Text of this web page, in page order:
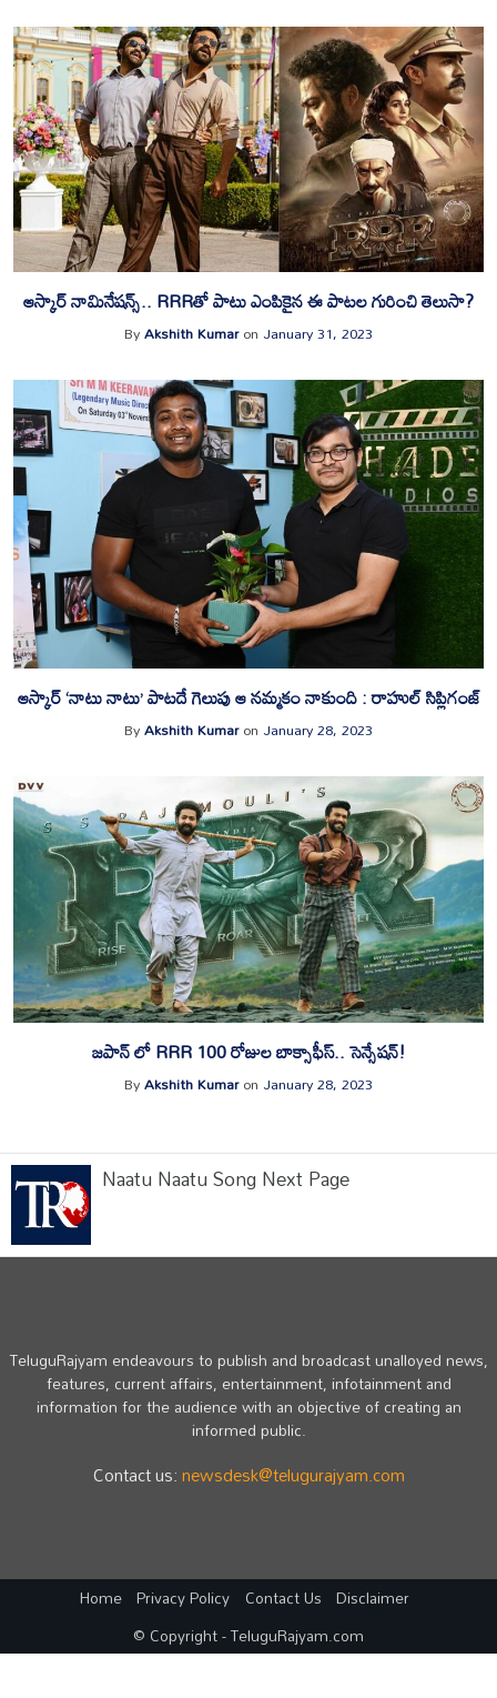
ఆస్కార్​ నామినేషన్స్​.. RRRతో పాటు ఎంపికైన ఈ పాటల గురించి తెలుసా?
ByAkshith Kumaron January 31, 2023
ఆస్కార్ ‘నాటు నాటు’ పాటదే గెలుపు ఆ నమ్మకం నాకుంది : రాహుల్ సిప్లిగంజ్
ByAkshith Kumaron January 28, 2023
జపాన్ లో RRR 100 రోజుల బాక్సాఫీస్.. సెన్సేషన్!
ByAkshith Kumaron January 28, 2023
Naatu Naatu Song Next Page
TeluguRajyam endeavours to publish and broadcast unalloyed news,
features, current affairs, entertainment, infotainment and
information for the audience with an objective of creating an
informed public.
Contact us:newsdesk@telugurajyam.com
Home Privacy Policy Contact Us Disclaimer
© Copyright - TeluguRajyam.com